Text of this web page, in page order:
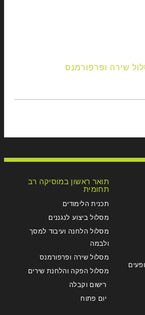
שירה ופרפורמנס
תואר ראשון במוסיקה רב
תחומית
תכנית הלימודים
מסלול ביצוע לנגננים
מסלול הלחנה ועיבוד למסך
ולבמה
מסלול שירה ופרפורמנס
מסלול הפקה והלחנת שירים
רישום וקבלה
יום פתוח